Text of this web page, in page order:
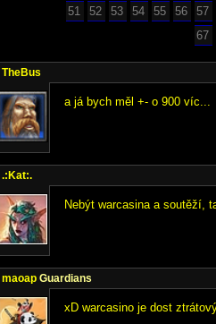
51
52 53 54 55 56
57
67
TheBus
a já bych měl +- o 900 víc...
.:Kat:.
Nebýt warcasina a soutěží,
maoap Guardians
xD warcasino je dost